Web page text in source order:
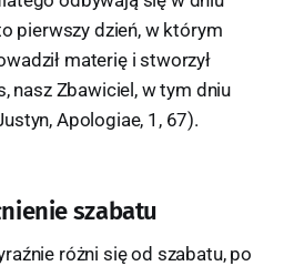
pierwszy dzień, w którym
materię i stworzył
nasz Zbawiciel, w tym dniu
Apologiae, 1, 67).
szabatu
różni się od szabatu, po